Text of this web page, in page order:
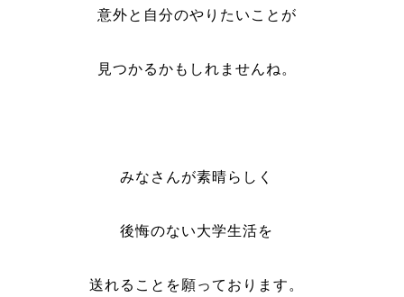
意外と自分のやりたいことが
見つかるかもしれませんね。
みなさんが素晴らしく
後悔のない大学生活を
送れることを願っております。